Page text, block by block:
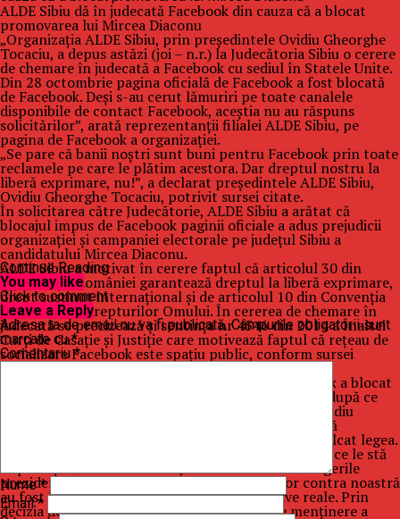
ALDE Sibiu dă în judecată Facebook din cauza că a blocat
promovarea lui Mircea Diaconu
„Organizaţia ALDE Sibiu, prin preşedintele Ovidiu Gheorghe
Tocaciu, a depus astăzi (joi – n.r.) la Judecătoria Sibiu o cerere
de chemare în judecată a Facebook cu sediul în Statele Unite.
Din 28 octombrie pagina oficială de Facebook a fost blocată
de Facebook. Deşi s-au cerut lămuriri pe toate canalele
disponibile de contact Facebook, aceştia nu au răspuns
solicitărilor”, arată reprezentanţii filialei ALDE Sibiu, pe
pagina de Facebook a organizaţiei.
„Se pare că banii noştri sunt buni pentru Facebook prin toate
reclamele pe care le plătim acestora. Dar dreptul nostru la
liberă exprimare, nu!”, a declarat preşedintele ALDE Sibiu,
Ovidiu Gheorghe Tocaciu, potrivit sursei citate.
În solicitarea către Judecătorie, ALDE Sibiu a arătat că
blocajul impus de Facebook paginii oficiale a adus prejudicii
organizaţiei şi campaniei electorale pe judeţul Sibiu a
candidatului Mircea Diaconu.
ALDE Sibiu a motivat în cerere faptul că articolul 30 din
Constituţia României garantează dreptul la liberă exprimare,
drept susţinut internaţional şi de articolul 10 din Convenţia
Europeană a Drepturilor Omului. În cererea de chemare în
judecată se precizează şi sentinţa nr 4546 din 2014 a Înaltei
Curţi de Casaţie şi Justiţie care motivează faptul că reţeau de
socializare Facebook este spaţiu public, conform sursei
menţionate.
Liderul filialei ALDE din Sibiu a precizat că Facebook a blocat
pagina organizaţiei, fără niciun răspuns sau motiv, după ce
aceasta a fost raportată de mai mulţi utilizatori. Ovidiu
Ghoerghe Tocaciu a mai spus că cei care gestionează
Facebook România şi implicit Facebook SUA au încălcat legea.
„Suntem convinşi că oameni de rea credinţă fac tot ce le stă
în putinţă să blocheze mesajele candidatului la alegerile
prezidenţiale, Mircea Diaconu. Reclamaţiile lor contra noastră
au fost însă susţinute de Facebook fără motive reale. Prin
decizia de blocare a paginii noastre, dar şi de menţinere a
Continue Reading
You may like
Click to comment
Leave a Reply
Adresa ta de email nu va fi publicată. Câmpurile obligatorii sunt
marcate cu*
Comentariu*
Nume*
Email*